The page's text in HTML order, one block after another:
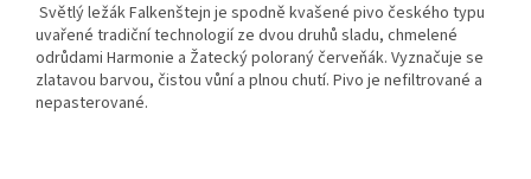
Světlý ležák Falkenštejn je spodně kvašené pivo českého typu
uvařené tradiční technologií ze dvou druhů sladu, chmelené
odrůdami Harmonie a Žatecký poloraný červeňák. Vyznačuje se
zlatavou barvou, čistou vůní a plnou chutí. Pivo je nefiltrované a
nepasterované.